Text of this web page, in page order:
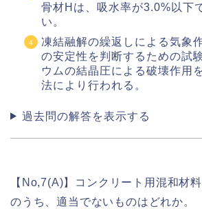
骨材Hは、吸水率が3.0%以下
い。
凍結融解の繰返しによる気象
の安定性を判断するための試
ウムの結晶圧による破壊作用
法により行われる。
過去問の解答を表示する
【No,7(A)】コンクリート用混和材
のうち、適当でないものはどれか。